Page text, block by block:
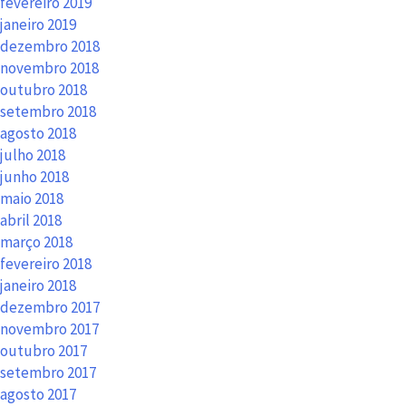
janeiro 2019
dezembro 2018
novembro 2018
outubro 2018
setembro 2018
agosto 2018
julho 2018
junho 2018
maio 2018
abril 2018
março 2018
fevereiro 2018
janeiro 2018
dezembro 2017
novembro 2017
outubro 2017
setembro 2017
agosto 2017